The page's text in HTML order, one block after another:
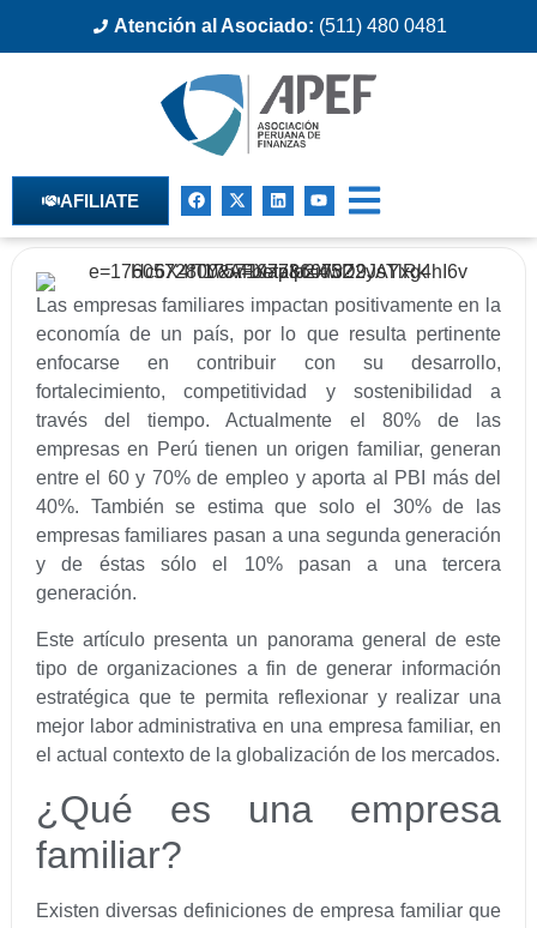
Atención al Asociado: (511) 480 0481
AFILIATE
Las empresas familiares impactan positivamente en la
economía de un país, por lo que resulta pertinente
enfocarse en contribuir con su desarrollo,
fortalecimiento, competitividad y sostenibilidad a
través del tiempo. Actualmente el 80% de las
empresas en Perú tienen un origen familiar, generan
entre el 60 y 70% de empleo y aporta al PBI más del
40%. También se estima que solo el 30% de las
empresas familiares pasan a una segunda generación
y de éstas sólo el 10% pasan a una tercera
generación.
Este artículo presenta un panorama general de este
tipo de organizaciones a fin de generar información
estratégica que te permita reflexionar y realizar una
mejor labor administrativa en una empresa familiar, en
el actual contexto de la globalización de los mercados.
¿Qué es una empresa
familiar?
Existen diversas definiciones de empresa familiar que